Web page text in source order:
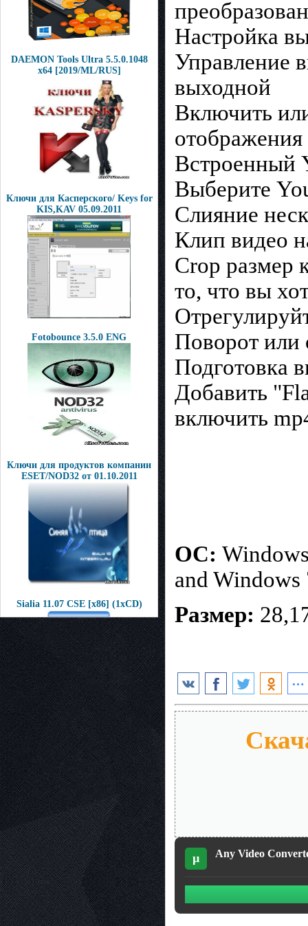
DAEMON Tools Ultra 5.5.0.1048
x64 [2019/ML/RUS]
Ключи для Касперского/ Keys for
KIS,KAV 05.09.2011
Fotobounce 3.5.0 ENG
Ключи для продуктов компании
ESET/NOD32 от 01.10.2011
Sialia 11.07 CSE [x86] (1xCD)
Настройка
Управление
выходной
Включить
отображения
Встроенный
Выберите
Слияние
Клип видео
Crop размер
то, что вы
Поворот или
Подготовка
Добавить
включить
ОС:
and
Размер:
µ Any Video